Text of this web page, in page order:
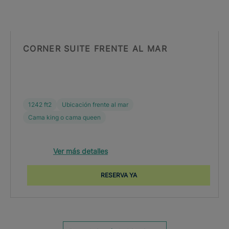
CORNER SUITE FRENTE AL MAR
1242 ft2
Ubicación frente al mar
Cama king o cama queen
Ver más detalles
RESERVA YA